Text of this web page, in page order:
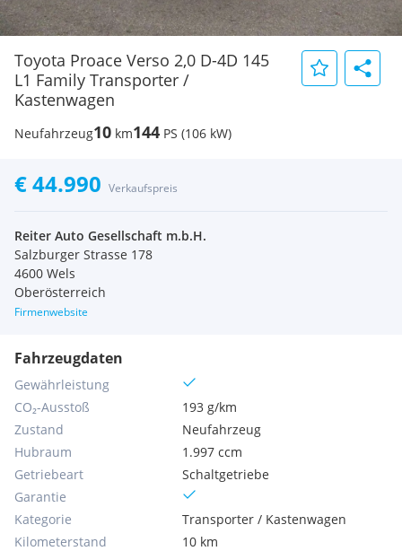
Toyota Proace Verso 2,0 D-4D 145
L1 Family Transporter /
Kastenwagen
Neufahrzeug10 km144 PS (106 kW)
€ 44.990 Verkaufspreis
Reiter Auto Gesellschaft m.b.H.
Salzburger Strasse 178
4600 Wels
Oberösterreich
Firmenwebsite
Fahrzeugdaten
Gewährleistung
CO₂-Ausstoß
193 g/km
Zustand
Neufahrzeug
Hubraum
1.997 ccm
Getriebeart
Schaltgetriebe
Garantie
Kategorie
Transporter / Kastenwagen
Kilometerstand
10 km